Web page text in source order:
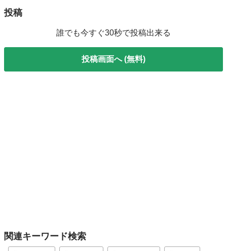
投稿
誰でも今すぐ30秒で投稿出来る
投稿画面へ (無料)
関連キーワード検索